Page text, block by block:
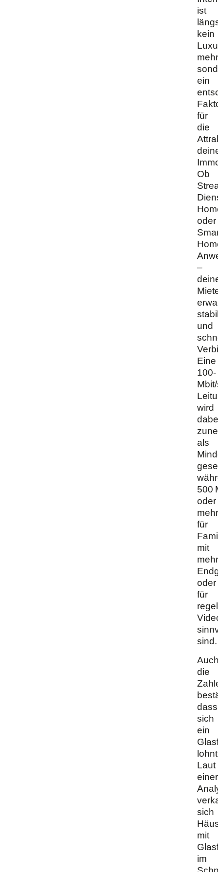
ist
kein
ein
für
die
Ob
oder
–
und
Eine
100-
wird
als
500
oder
mehr
für
mit
oder
für
sind.
die
dass
sich
ein
Laut
einer
sich
mit
im